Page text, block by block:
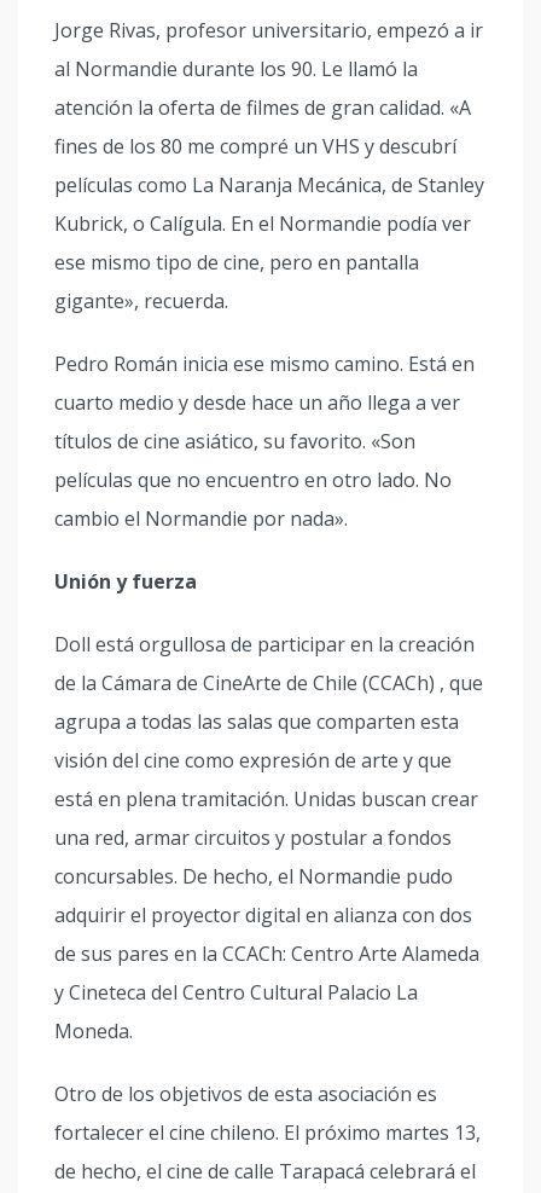
Jorge Rivas, profesor universitario, empezó a ir
al Normandie durante los 90. Le llamó la
atención la oferta de filmes de gran calidad. «A
fines de los 80 me compré un VHS y descubrí
películas como La Naranja Mecánica, de Stanley
Kubrick, o Calígula. En el Normandie podía ver
ese mismo tipo de cine, pero en pantalla
gigante», recuerda.
Pedro Román inicia ese mismo camino. Está en
cuarto medio y desde hace un año llega a ver
títulos de cine asiático, su favorito. «Son
películas que no encuentro en otro lado. No
cambio el Normandie por nada».
Unión y fuerza
Doll está orgullosa de participar en la creación
de la Cámara de CineArte de Chile (CCACh) , que
agrupa a todas las salas que comparten esta
visión del cine como expresión de arte y que
está en plena tramitación. Unidas buscan crear
una red, armar circuitos y postular a fondos
concursables. De hecho, el Normandie pudo
adquirir el proyector digital en alianza con dos
de sus pares en la CCACh: Centro Arte Alameda
y Cineteca del Centro Cultural Palacio La
Moneda.
Otro de los objetivos de esta asociación es
fortalecer el cine chileno. El próximo martes 13,
de hecho, el cine de calle Tarapacá celebrará el